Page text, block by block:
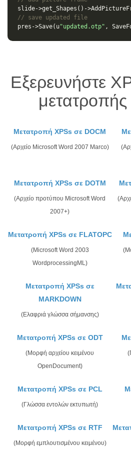
slide->get_Shapes () ->
// save updated file
pres ->Save( u"updated.otp" ,
Εξερευνήστε
Μετατροπή XPSs σε DOCM
(Αρχείο Microsoft Word 2007 Marco)
Μετατροπή XPSs σε DOTM
(Αρχείο προτύπου Microsoft Word
2007+)
Μετατροπή XPSs σε FLATOPC
(Microsoft Word 2003
WordprocessingML)
Μετατροπή XPSs σε
MARKDOWN
(Ελαφριά γλώσσα σήμανσης)
Μετατροπή XPSs σε ODT
(Μορφή αρχείου κειμένου
OpenDocument)
Μετατροπή XPSs σε PCL
(Γλώσσα εντολών εκτυπωτή)
Μετατροπή XPSs σε RTF
(Μορφή εμπλουτισμένου κειμένου)